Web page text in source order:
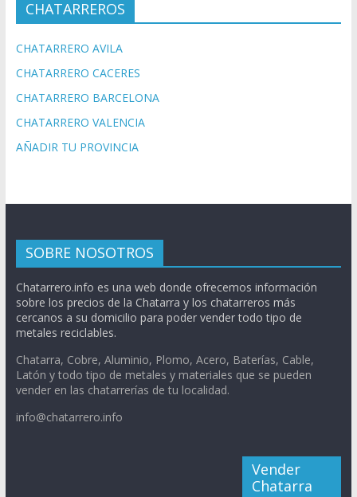
CHATARREROS
CHATARRERO AVILA
CHATARRERO CACERES
CHATARRERO BARCELONA
CHATARRERO VALENCIA
AÑADIR TU PROVINCIA
SOBRE NOSOTROS
Chatarrero.info es una web donde ofrecemos información
sobre los precios de la Chatarra y los chatarreros más
cercanos a su domicilio para poder vender todo tipo de
metales reciclables.
Chatarra, Cobre, Aluminio, Plomo, Acero, Baterías, Cable,
Latón y todo tipo de metales y materiales que se pueden
vender en las chatarrerías de tu localidad.
info@chatarrero.info
Vender
Chatarra